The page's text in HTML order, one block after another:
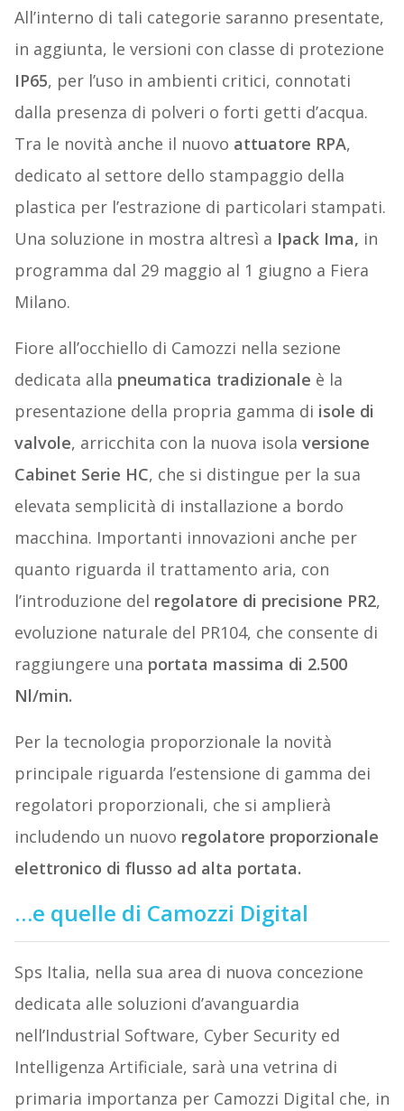
All’interno di tali categorie saranno presentate,
in aggiunta, le versioni con classe di protezione
IP65, per l’uso in ambienti critici, connotati
dalla presenza di polveri o forti getti d’acqua.
Tra le novità anche il nuovo attuatore RPA,
dedicato al settore dello stampaggio della
plastica per l’estrazione di particolari stampati.
Una soluzione in mostra altresì a Ipack Ima, in
programma dal 29 maggio al 1 giugno a Fiera
Milano.
Fiore all’occhiello di Camozzi nella sezione
dedicata alla pneumatica tradizionale è la
presentazione della propria gamma di isole di
valvole, arricchita con la nuova isola versione
Cabinet Serie HC, che si distingue per la sua
elevata semplicità di installazione a bordo
macchina. Importanti innovazioni anche per
quanto riguarda il trattamento aria, con
l’introduzione del regolatore di precisione PR2,
evoluzione naturale del PR104, che consente di
raggiungere una portata massima di 2.500
Nl/min.
Per la tecnologia proporzionale la novità
principale riguarda l’estensione di gamma dei
regolatori proporzionali, che si amplierà
includendo un nuovo regolatore proporzionale
elettronico di flusso ad alta portata.
…e quelle di Camozzi Digital
Sps Italia, nella sua area di nuova concezione
dedicata alle soluzioni d’avanguardia
nell’Industrial Software, Cyber Security ed
Intelligenza Artificiale, sarà una vetrina di
primaria importanza per Camozzi Digital che, in